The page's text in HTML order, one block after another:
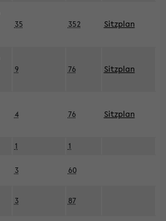
35 352 Sitzplan
9 76 Sitzplan
4 76 Sitzplan
1 1
3 60
3 87